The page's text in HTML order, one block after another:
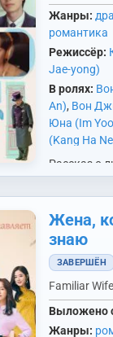
Жанры:
романтика
Режиссёр:
Jae-yong)
В ролях:
An), Вон
Юна (Im
(Kang Ha
(Kim Young
(Go Sung
Wook),Ли
Со Ганджун
Хан Джимин
Джинён
Рассказ о
Новый год,
там
отеля (Хан
но не…
Жена,
знаю
ЗАВЕРШЁН
Familiar
Выложено
Жанры: